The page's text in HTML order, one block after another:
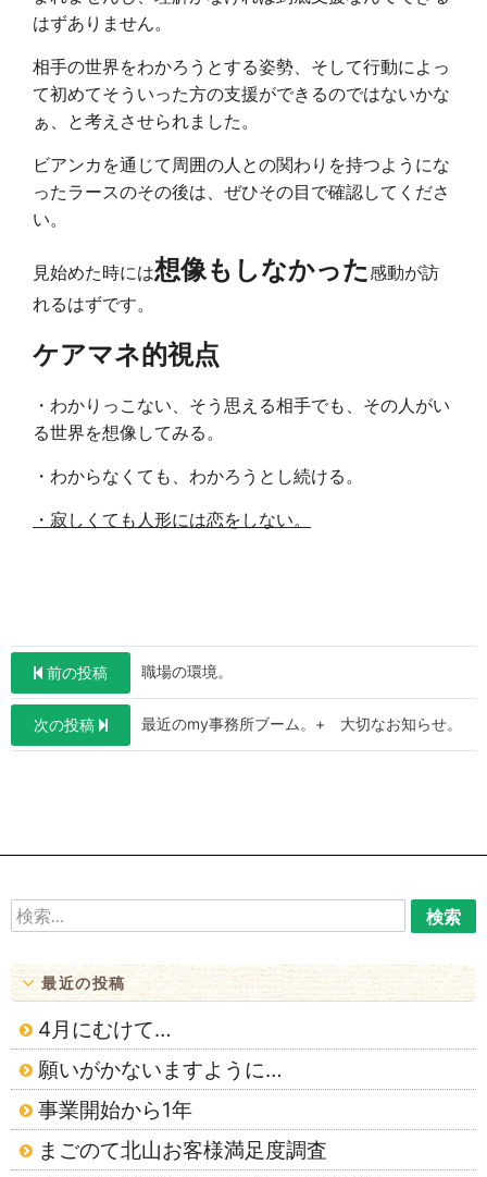
はずありません。
相手の世界をわかろうとする姿勢、そして行動によっ
て初めてそういった方の支援ができるのではないかな
ぁ、と考えさせられました。
ビアンカを通じて周囲の人との関わりを持つようにな
ったラースのその後は、ぜひその目で確認してくださ
い。
見始めた時には想像もしなかった感動が訪
れるはずです。
ケアマネ的視点
・わかりっこない、そう思える相手でも、その人がい
る世界を想像してみる。
・わからなくても、わかろうとし続ける。
・寂しくても人形には恋をしない。
投
稿
ナ
ョ
前の投稿 職場の環境。
次の投稿 最近のmy事務所ブーム。+ 大切なお知らせ。
検
索:
最近の投稿
4月にむけて…
願いがかないますように…
事業開始から1年
まごのて北山お客様満足度調査